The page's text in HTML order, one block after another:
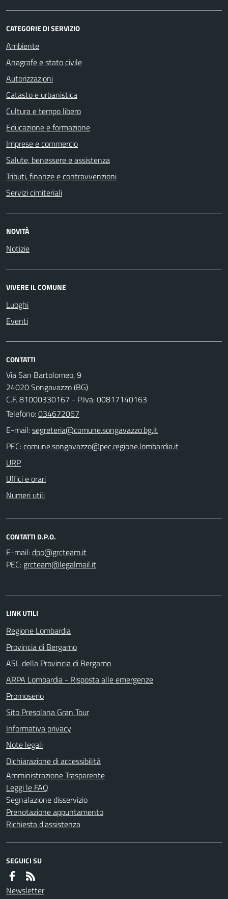
CATEGORIE DI SERVIZIO
Ambiente
Anagrafe e stato civile
Autorizzazioni
Catasto e urbanistica
Cultura e tempo libero
Educazione e formazione
Imprese e commercio
Salute, benessere e assistenza
Tributi, finanze e contravvenzioni
Servizi cimiteriali
NOVITÀ
Notizie
VIVERE IL COMUNE
Luoghi
Eventi
CONTATTI
Via San Bartolomeo, 9
24020 Songavazzo (BG)
C.F. 81000330167 - P.Iva: 00817140163
Telefono:034672067
E-mail:
PEC:
URP
Uffici e orari
Numeri utili
CONTATTI D.P.O.
E-mail:
PEC:
LINK UTILI
Regione Lombardia
Provincia di Bergamo
ASL della Provincia di Bergamo
ARPA Lombardia - Risposta alle emergenze
Promoserio
Sito Presolana Gran Tour
Informativa privacy
Note legali
Dichiarazione di accessibilità
Amministrazione Trasparente
Leggi le FAQ
Segnalazione disservizio
Prenotazione appuntamento
Richiesta d'assistenza
SEGUICI SU
Newsletter